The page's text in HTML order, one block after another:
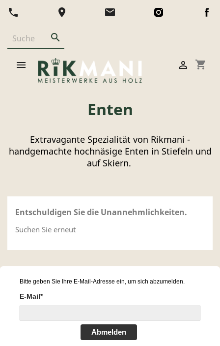
phone location_on email

 shopping_cart

Enten
Extravagante Spezialität von Rikmani -
handgemachte hochnäsige Enten in Stiefeln und
auf Skiern.
Entschuldigen Sie die Unannehmlichkeiten.
Suchen Sie erneut
Bitte geben Sie Ihre E-Mail-Adresse ein, um sich abzumelden.
E-Mail*
Abmelden